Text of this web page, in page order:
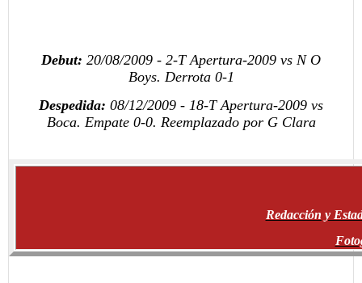
Debut: 20/08/2009 - 2-T Apertura-2009 vs N O
Boys. Derrota 0-1
Despedida: 08/12/2009 - 18-T Apertura-2009 vs
Boca. Empate 0-0. Reemplazado por G Clara
Redacción y